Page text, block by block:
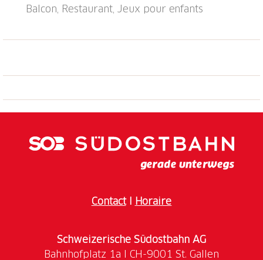
Balcon, Restaurant, Jeux pour enfants
ContactI Horaire
Schweizerische Südostbahn AG